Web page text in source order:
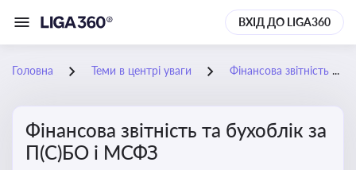
ВХІД ДО LIGA360
Головна Теми в центрі уваги Фінансова звітність та бухоблік за П(С)БО і МСФЗ
Фінансова звітність та бухоблік за
П(С)БО і МСФЗ